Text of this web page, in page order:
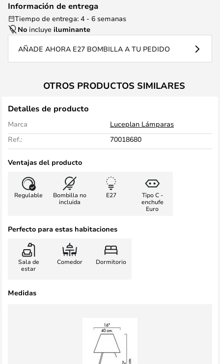
Información de entrega
Tiempo de entrega: 4 - 6 semanas
No incluye iluminante
AÑADE AHORA E27 BOMBILLA A TU PEDIDO
OTROS PRODUCTOS SIMILARES
Detalles de producto
Marca
Luceplan Lámparas
Ref.:
70018680
Ventajas del producto
Regulable
Bombilla no
incluida
E27
Tipo C -
enchufe
Euro
Perfecto para estas habitaciones
Sala de
estar
Comedor Dormitorio
Medidas